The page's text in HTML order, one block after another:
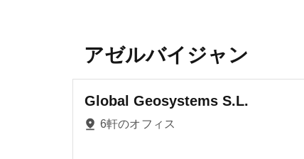
アゼルバイジャン
Global Geosystems S.L.
6軒のオフィス